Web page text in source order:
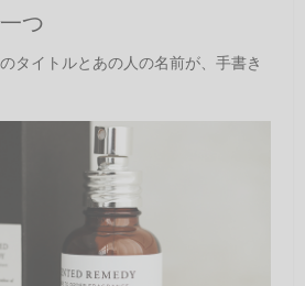
つ
タイトルとあの人の名前が、手書き